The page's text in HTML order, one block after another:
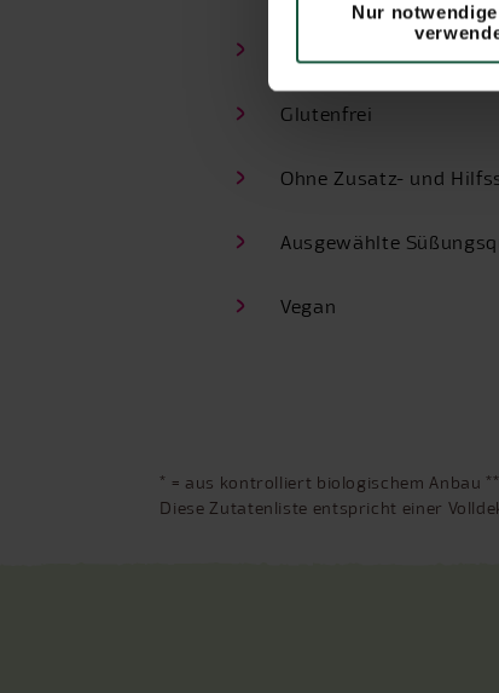
Nur
Glutenfrei
Ohne Zusatz- und
Ausgewählte
Vegan
* = aus kontrolliert biologischem Anbau
Diese Zutatenliste entspricht einer